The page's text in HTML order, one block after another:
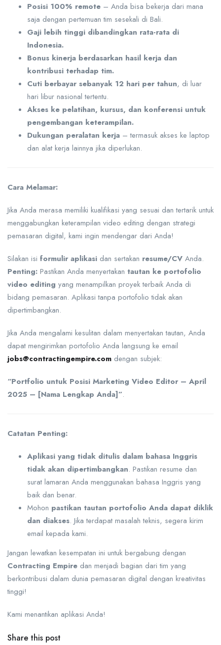
Posisi 100% remote – Anda bisa bekerja dari mana
saja dengan pertemuan tim sesekali di Bali.
Gaji lebih tinggi dibandingkan rata-rata di
Indonesia.
Bonus kinerja berdasarkan hasil kerja dan
kontribusi terhadap tim.
Cuti berbayar sebanyak 12 hari per tahun, di luar
hari libur nasional tertentu.
Akses ke pelatihan, kursus, dan konferensi untuk
pengembangan keterampilan.
Dukungan peralatan kerja – termasuk akses ke laptop
dan alat kerja lainnya jika diperlukan.
Cara Melamar:
Jika Anda merasa memiliki kualifikasi yang sesuai dan tertarik untuk
menggabungkan keterampilan video editing dengan strategi
pemasaran digital, kami ingin mendengar dari Anda!
Silakan isi formulir aplikasi dan sertakan resume/CV Anda.
Penting: Pastikan Anda menyertakan tautan ke portofolio
video editing yang menampilkan proyek terbaik Anda di
bidang pemasaran. Aplikasi tanpa portofolio tidak akan
dipertimbangkan.
Jika Anda mengalami kesulitan dalam menyertakan tautan, Anda
dapat mengirimkan portofolio Anda langsung ke email
jobs@contractingempire.com dengan subjek:
“Portfolio untuk Posisi Marketing Video Editor – April
2025 – [Nama Lengkap Anda]”.
Catatan Penting:
Aplikasi yang tidak ditulis dalam bahasa Inggris
tidak akan dipertimbangkan. Pastikan resume dan
surat lamaran Anda menggunakan bahasa Inggris yang
baik dan benar.
Mohon pastikan tautan portofolio Anda dapat diklik
dan diakses. Jika terdapat masalah teknis, segera kirim
email kepada kami.
Jangan lewatkan kesempatan ini untuk bergabung dengan
Contracting Empire dan menjadi bagian dari tim yang
berkontribusi dalam dunia pemasaran digital dengan kreativitas
tinggi!
Kami menantikan aplikasi Anda!
Share this post